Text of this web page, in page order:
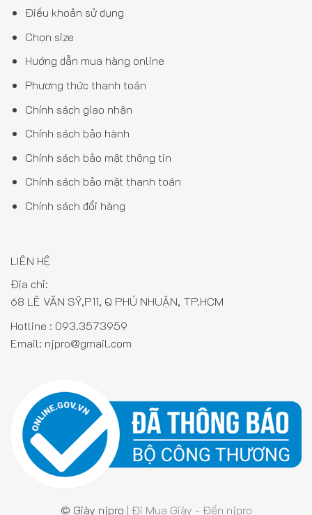
Điều khoản sử dụng
Chọn size
Hướng dẫn mua hàng online
Phương thức thanh toán
Chính sách giao nhận
Chính sách bảo hành
Chính sách bảo mật thông tin
Chính sách bảo mật thanh toán
Chính sách đổi hàng
LIÊN HỆ
Địa chỉ:
68 LÊ VĂN SỸ,P11, Q PHÚ NHUẬN, TP.HCM
Hotline : 093.3573959
Email: njpro@gmail.com
© Giày njpro | Đi Mua Giày - Đến njpro